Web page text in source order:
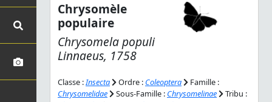
Chrysomèle
populaire
Chrysomela populi
Linnaeus, 1758
Classe :Insecta Ordre : Coleoptera
Famille :
Chrysomelidae
Sous-Famille : Chrysomelinae
Tribu :